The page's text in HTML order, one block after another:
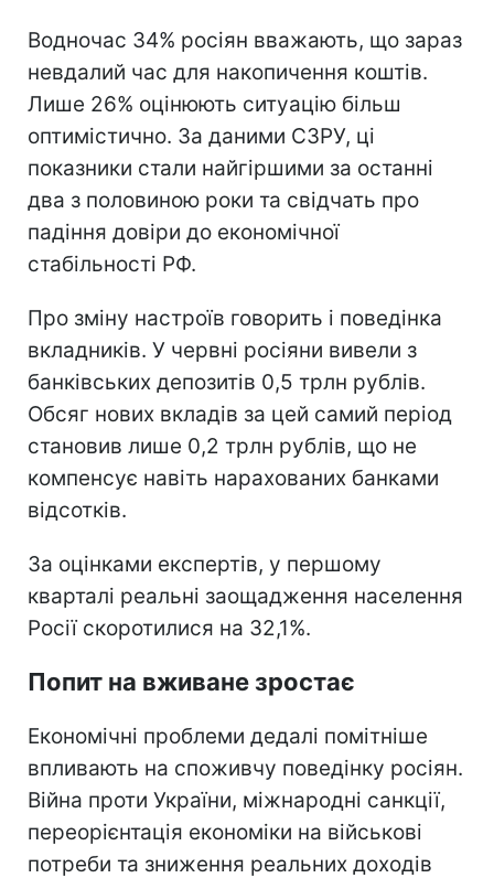
Водночас 34% росіян вважають, що зараз
невдалий час для накопичення коштів.
Лише 26% оцінюють ситуацію більш
оптимістично. За даними СЗРУ, ці
показники стали найгіршими за останні
два з половиною роки та свідчать про
падіння довіри до економічної
стабільності РФ.
Про зміну настроїв говорить і поведінка
вкладників. У червні росіяни вивели з
банківських депозитів 0,5 трлн рублів.
Обсяг нових вкладів за цей самий період
становив лише 0,2 трлн рублів, що не
компенсує навіть нарахованих банками
відсотків.
За оцінками експертів, у першому
кварталі реальні заощадження населення
Росії скоротилися на 32,1%.
Попит на вживане зростає
Економічні проблеми дедалі помітніше
впливають на споживчу поведінку росіян.
Війна проти України, міжнародні санкції,
переорієнтація економіки на військові
потреби та зниження реальних доходів